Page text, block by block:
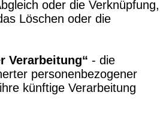
oder die Verknüpfung,
Löschen oder die
Verarbeitung“ - die
personenbezogener
künftige Verarbeitung